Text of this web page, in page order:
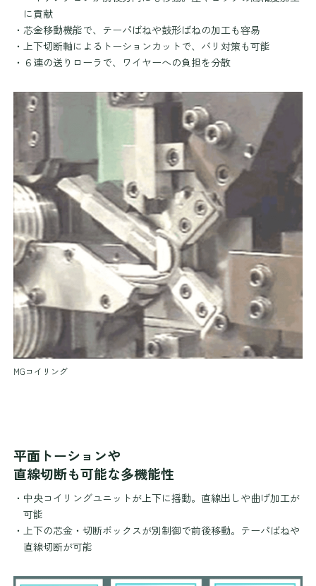
に貢献
・芯金移動機能で、テーパばねや鼓形ばねの加工も容易
・上下切断軸によるトーションカットで、バリ対策も可能
・６連の送りローラで、ワイヤーへの負担を分散
MGコイリング
平面トーションや
直線切断も可能な多機能性
・中央コイリングユニットが上下に揺動。直線出しや曲げ加工が
可能
・上下の芯金・切断ボックスが別制御で前後移動。テーパばねや
直線切断が可能